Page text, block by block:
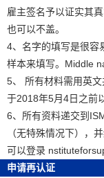
雇主签名予以证实其
也可以不盖。
4、名字的填写是很容
样本来填写。Middle
5、 所有材料需用英
于2018年5月4日之前
6、所有资料递交到
（无特殊情况下），
可以登录
申请再认证